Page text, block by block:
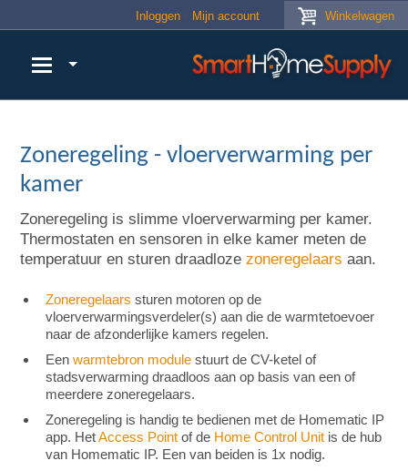
Winkelwagen
Inloggen Mijn account
Zoneregeling - vloerverwarming per
kamer
Zoneregeling is slimme vloerverwarming per kamer.
Thermostaten en sensoren in elke kamer meten de
temperatuur en sturen draadloze zoneregelaars aan.
Zoneregelaars sturen motoren op de
vloerverwarmingsverdeler(s) aan die de warmtetoevoer
naar de afzonderlijke kamers regelen.
Een warmtebron module stuurt de CV-ketel of
stadsverwarming draadloos aan op basis van een of
meerdere zoneregelaars.
Zoneregeling is handig te bedienen met de Homematic IP
app. HetAccess Point of de Home Control Unit is de hub
van Homematic IP. Een van beiden is 1x nodig.